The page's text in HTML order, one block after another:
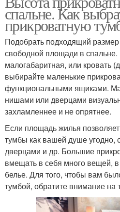
спальне. Как
прикроватную
Подобрать подходящий
свободной площади в спальне.
малогабаритная, или кровать
выбирайте маленькие
функциональными ящиками.
нишами или дверцами
захламленнее и не опрятнее.
Если площадь жилья
тумбы как вашей душе угодно,
дверцами и др. Большие
вмещать в себя много вещей,
белье. Для того, чтобы вам
тумбой, обратите внимание на